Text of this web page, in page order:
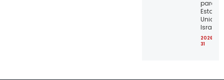
para
Unidos
Israel
2026-
31